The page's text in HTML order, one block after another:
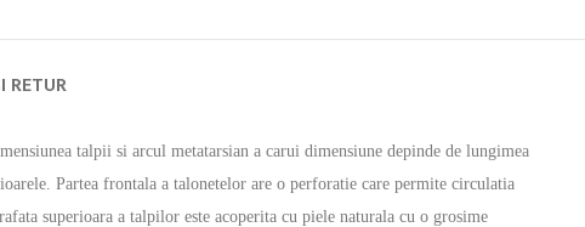
RETUR
talpii si arcul metatarsian a carui dimensiune depinde de lungimea
Partea frontala a talonetelor are o perforatie care permite circulatia
superioara a talpilor este acoperita cu piele naturala cu o grosime